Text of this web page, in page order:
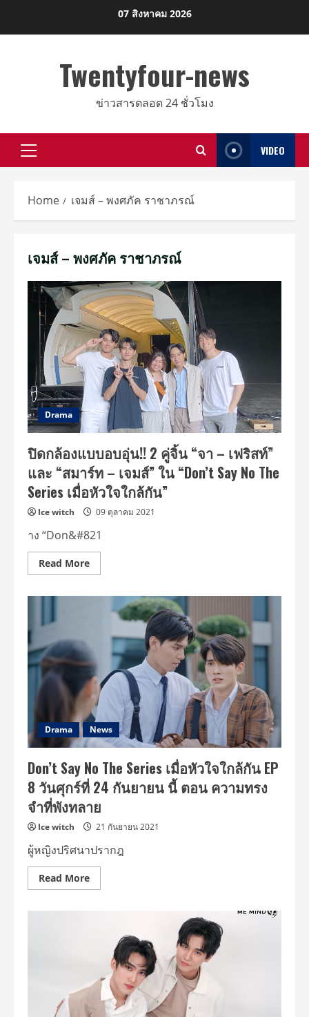
07 สิงหาคม 2026
Twentyfour-news
ข่าวสารตลอด 24 ชั่วโมง
Primary
VIDEO
Home เจมส์ – พงศภัค ราชาภรณ์
เจมส์ – พงศภัค ราชาภรณ์
Drama
ปิดกล้องแบบอบอุ่น!! 2 คู่จิ้น “จา – เฟริสท์”
และ “สมาร์ท – เจมส์” ใน “Don’t Say No The
Series เมื่อหัวใจใกล้กัน”
Ice witch 09 ตุลาคม 2021
าง “Don&#821
Read MoreRead
more
อบอุ่น!!
จิ้น
“จา
–
เฟ
ริ
สท์”
และ
“สมา
ร์ท
–
เจมส์”
“Don’t
Say
No
The
Series
เมื่อ
หัวใจ
ใกล้
กัน”
Drama News
Don’t Say No The Series เมื่อหัวใจใกล้กัน EP
8 วันศุกร์ที่ 24 กันยายน นี้ ตอน ความทรง
จำที่พังทลาย
Ice witch 21 กันยายน 2021
ผู้หญิงปริศนาปรากฎ
Read MoreRead
more
Series
หัวใจ
กัน
วัน